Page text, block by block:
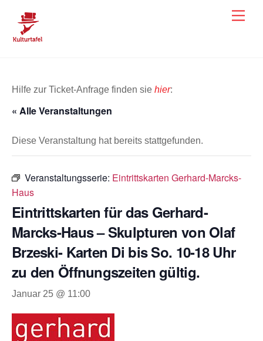
content
Hilfe zur Ticket-Anfrage finden sie hier:
« Alle Veranstaltungen
Diese Veranstaltung hat bereits stattgefunden.
Veranstaltungsserie: Eintrittskarten Gerhard-Marcks-
Haus
Eintrittskarten für das Gerhard-
Marcks-Haus – Skulpturen von Olaf
Brzeski- Karten Di bis So. 10-18 Uhr
zu den Öffnungszeiten gültig.
Januar 25 @ 11:00